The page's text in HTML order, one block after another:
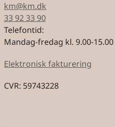
km@km.dk
33 92 33 90
Telefontid:
Mandag-fredag kl. 9.00-15.00
Elektronisk fakturering
CVR: 59743228